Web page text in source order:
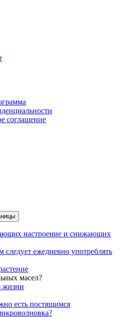
соглашение
настроение и снижающих
ежедневно употреблять
масел?
жизни
есть постящимся